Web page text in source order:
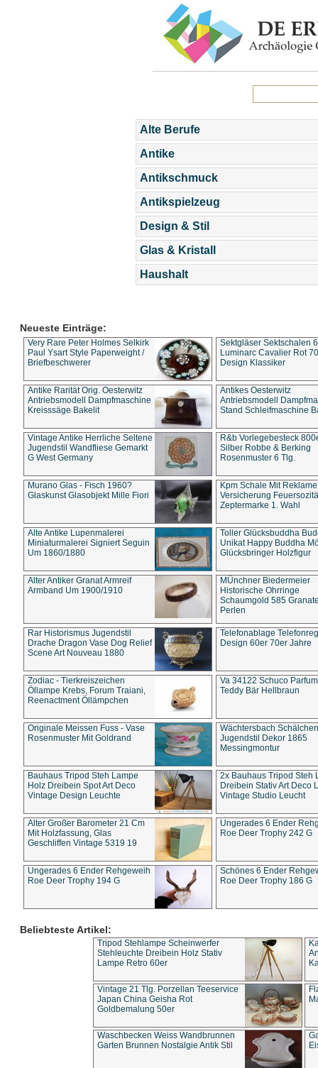
Alte Berufe
Antike
Antikschmuck
Antikspielzeug
Design & Stil
Glas & Kristall
Haushalt
Neueste Einträge:
Very Rare Peter Holmes Selkirk
Paul Ysart Style Paperweight /
Briefbeschwerer
Sektgläser Sektschalen
Luminarc Cavalier Rot
Design Klassiker
Antike Rarität Orig. Oesterwitz
Antriebsmodell Dampfmaschine
Kreisssäge Bakelit
Antikes Oesterwitz
Antriebsmodell
Stand Schleifmaschine
Vintage Antike Herrliche Seltene
Jugendstil Wandfliese Gemarkt
G West Germany
R&b Vorlegebesteck
Silber Robbe & Berking
Rosenmuster 6 Tlg.
Murano Glas - Fisch 1960?
Glaskunst Glasobjekt Mille Fiori
Kpm Schale Mit Reklame
Versicherung
Zeptermarke 1. Wahl
Alte Antike Lupenmalerei
Miniaturmalerei Signiert Seguin
Um 1860/1880
Toller Glücksbuddha
Unikat Happy Buddha
Glücksbringer Holzfigur
Alter Antiker Granat Armreif
Armband Um 1900/1910
MÜnchner Biedermeier
Historische Ohrringe
Schaumgold 585
Perlen
Rar Historismus Jugendstil
Drache Dragon Vase Dog Relief
Scene Art Nouveau 1880
Telefonablage
Design 60er 70er Jahre
Zodiac - Tierkreiszeichen
Öllampe Krebs, Forum Traiani,
Reenactment Öllämpchen
Va 34122 Schuco
Teddy Bär Hellbraun
Originale Meissen Fuss - Vase
Rosenmuster Mit Goldrand
Wächtersbach Schälchen
Jugendstil Dekor 1865
Messingmontur
Bauhaus Tripod Steh Lampe
Holz Dreibein Spot Art Deco
Vintage Design Leuchte
2x Bauhaus Tripod Steh
Dreibein Stativ Art Deco
Vintage Studio Leucht
Alter Großer Barometer 21 Cm
Mit Holzfassung, Glas
Geschliffen Vintage 5319 19
Ungerades 6 Ender
Roe Deer Trophy 242 G
Ungerades 6 Ender Rehgeweih
Roe Deer Trophy 194 G
Schönes 6 Ender
Roe Deer Trophy 186 G
Beliebteste Artikel:
Tripod Stehlampe Scheinwerfer
Stehleuchte Dreibein Holz Stativ
Lampe Retro 60er
Vintage 21 Tlg. Porzellan Teeservice
Japan China Geisha Rot
Goldbemalung 50er
Waschbecken Weiss Wandbrunnen
Garten Brunnen Nostalgie Antik Stil